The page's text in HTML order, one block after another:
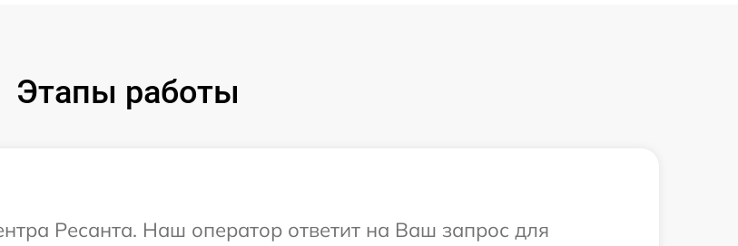
Этапы работы
Ресанта. Наш оператор ответит на Ваш запрос для